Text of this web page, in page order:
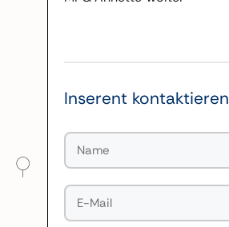
Inserent kontaktieren